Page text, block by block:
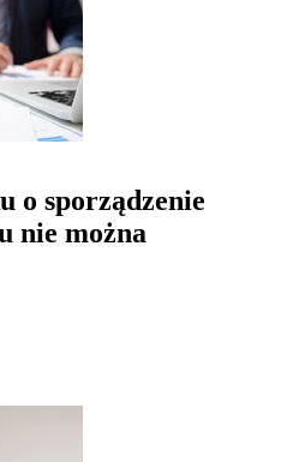
o sporządzenie
nie można